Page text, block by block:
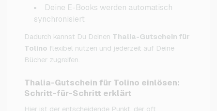
Deine E-Books werden automatisch
synchronisiert
Dadurch kannst Du Deinen Thalia-Gutschein für
Tolino flexibel nutzen und jederzeit auf Deine
Bücher zugreifen.
Thalia-Gutschein für Tolino einlösen:
Schritt-für-Schritt erklärt
Hier ist der entscheidende Punkt, der oft